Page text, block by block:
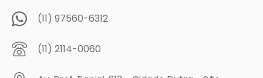
(11) 97560-6312
(11) 2114-0060